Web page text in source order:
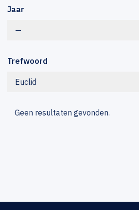
Jaar
—
Trefwoord
Euclid
Geen resultaten gevonden.